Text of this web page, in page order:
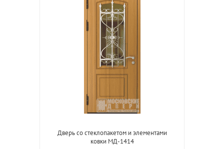
Дверь со стеклопакетом и элементами
ковки МД-1414